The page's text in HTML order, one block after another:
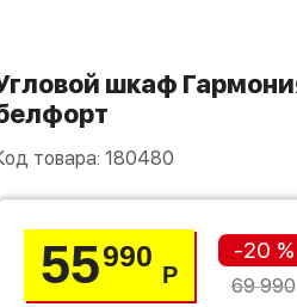
одежды венге/дуб
товара: 180480
55990
Р
-20 %
69 990